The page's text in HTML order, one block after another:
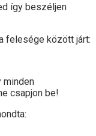
így beszéljen
felesége között járt:
minden
csapjon be!